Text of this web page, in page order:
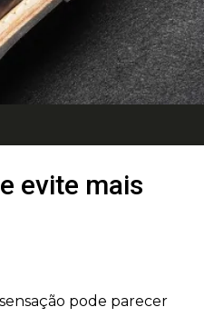
evite mais
pode parecer